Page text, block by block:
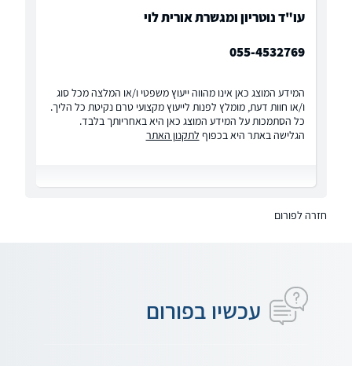
עו"ד נוטריון ומגשרת אורית לוי
055-4532769
המידע המוצג כאן אינו מהווה ייעוץ משפטי ו/או המלצה מכל סוג
ו/או חוות דעת, מומלץ לפנות לייעוץ מקצועי טרם נקיטת כל הליך.
כל הסתמכות על המידע המוצג כאן היא באחריותך בלבד.
הגלישה באתר היא בכפוף לתקנון האתר
חזרה לפורום
עכשיו בפורום